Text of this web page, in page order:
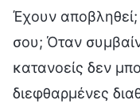
Έχουν αποβληθεί;
σου; Όταν
κατανοείς δεν
διεφθαρμένες